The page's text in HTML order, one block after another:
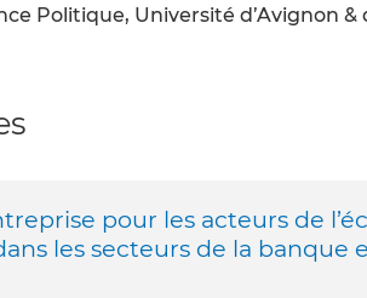
Politique, Université d’Avignon &
pour les acteurs de
les secteurs de la banque